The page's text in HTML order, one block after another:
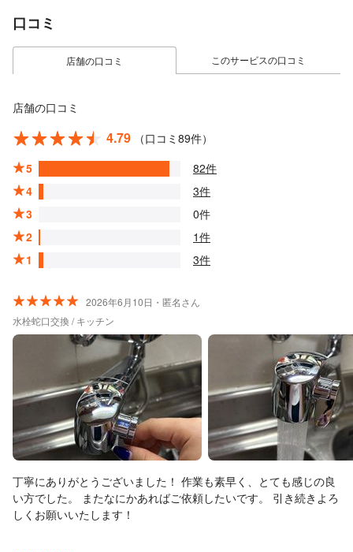
口コミ
店舗の口コミ このサービスの口コミ
店舗の口コミ
4.79
（口コミ89件）
5
82件
4
3件
3
0件
2
1件
1
3件
2026年6月10日・匿名さん
水栓蛇口交換 / キッチン
丁寧にありがとうございました！ 作業も素早く、とても感じの良
い方でした。 またなにかあればご依頼したいです。 引き続きよろ
しくお願いいたします！